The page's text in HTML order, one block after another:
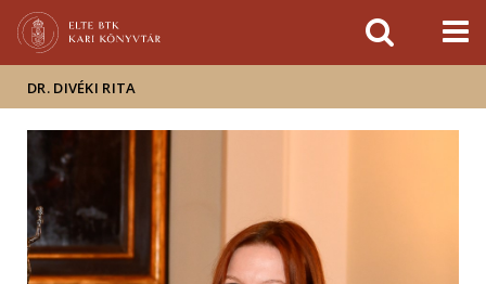
sajtóban
DR. DIVÉKI RITA